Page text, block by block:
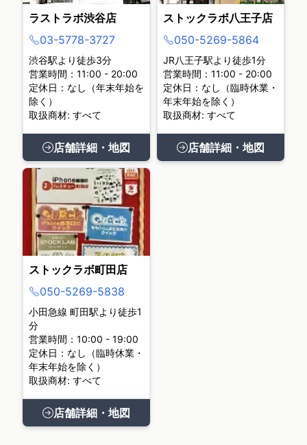
ラストラボ渋谷店
03-5778-3727
渋谷駅より徒歩3分
営業時間：11:00 - 20:00
定休日：なし（年末年始を
除く）
取扱商材: すべて
店舗詳細・地図
ストックラボ八王子店
050-5269-5864
JR八王子駅より徒歩1分
営業時間：11:00 - 20:00
定休日：なし（臨時休業・
年末年始を除く）
取扱商材: すべて
店舗詳細・地図
ストックラボ町田店
050-5269-5838
小田急線 町田駅より徒歩1
分
営業時間：10:00 - 19:00
定休日：なし（臨時休業・
年末年始を除く）
取扱商材: すべて
店舗詳細・地図